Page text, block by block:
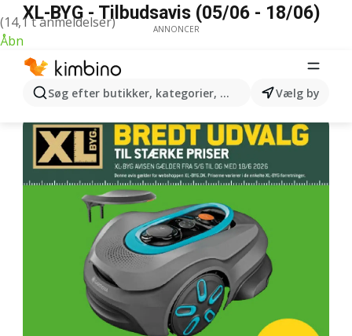
(14,1 t anmeldelser)
Åbn
Søg efter butikker, kategorier, produkter...Vælg by
XL-BYG - Tilbudsavis (05/06 - 18/06)
ANNONCER